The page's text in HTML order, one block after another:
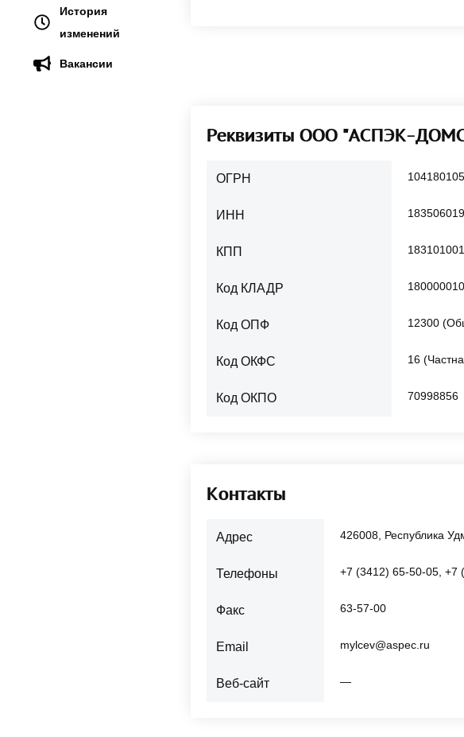
История
изменений
Вакансии
Реквизиты ООО "АСПЭК-
ОГРН
ИНН
КПП 183101001
Код КЛАДР
Код ОПФ 12300
Код ОКФС 16
Код ОКПО 70998856
Контакты
Адрес 426008, Республика
Телефоны +7 (3412) 65-50-05, +7
Факс 63-57-00
Email mylcev@aspec.ru
Веб-сайт —